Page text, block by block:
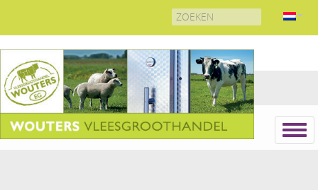
Search
for: